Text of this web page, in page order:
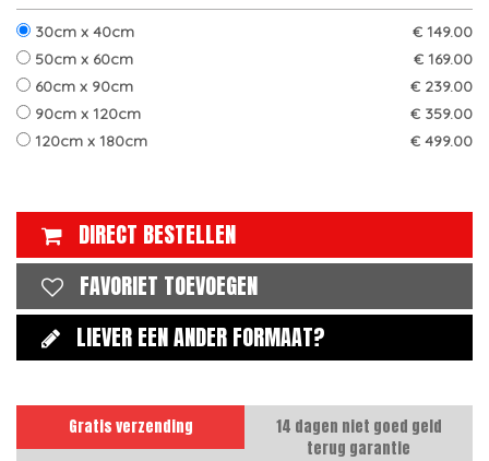
30cm x 40cm
€ 149.00
50cm x 60cm
€ 169.00
60cm x 90cm
€ 239.00
90cm x 120cm
€ 359.00
120cm x 180cm
€ 499.00
DIRECT BESTELLEN
FAVORIET TOEVOEGEN
LIEVER EEN ANDER FORMAAT?
Gratis verzending
14 dagen niet goed geld
terug garantie